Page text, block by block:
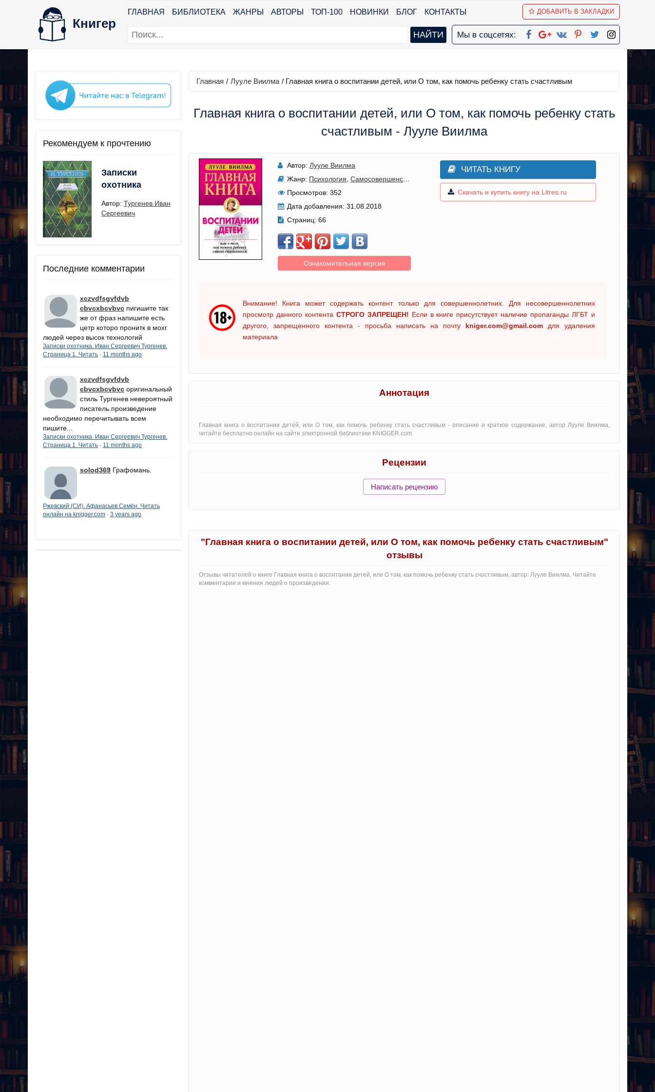
Книгер
ГЛАВНАЯ БИБЛИОТЕКА ЖАНРЫ АВТОРЫ ТОП-100 НОВИНКИ БЛОГ КОНТАКТЫ ДОБАВИТЬ В ЗАКЛАДКИ
Мы в соцсетях:
Рекомендуем к прочтению
Записки
охотника
Автор: Тургенев Иван
Сергеевич
Последние комментарии
xczvdfsgvfdvb
cbvcxbcvbvc пигишите так
же от фраз напишите есть
цетр которо пронитк в мохг
людей через высок технологий
Записки охотника. Иван Сергеевич Тургенев.
Страница 1. Читать · 11 months ago
xczvdfsgvfdvb
cbvcxbcvbvc оригинальный
стиль Тургенев невероятный
писатель.произведение
необходимо перечитывать всем
пишите...
Записки охотника. Иван Сергеевич Тургенев.
Страница 1. Читать · 11 months ago
solod369 Графомань.
Ржевский (СИ). Афанасьев Семён. Читать
онлайн на knigger.com · 3 years ago
Главная / Лууле Виилма / Главная книга о воспитании детей, или О том, как помочь ребенку стать счастливым
Главная книга о воспитании детей, или О том, как помочь ребенку стать
счастливым - Лууле Виилма
Автор: Лууле Виилма
Жанр: Психология ,Самосовершенствование
Просмотров: 352
Дата добавления: 31.08.2018
Страниц: 66
Ознакомительная версия
ЧИТАТЬ КНИГУ
Скачать и купить книгу на Litres.ru
Внимание! Книга может содержать контент только для совершеннолетних. Для несовершеннолетних
просмотр данного контента СТРОГО ЗАПРЕЩЕН! Если в книге присутствует наличие пропаганды ЛГБТ и
другого, запрещенного контента - просьба написать на почту kniger.com@gmail.com для удаления
материала
Аннотация
Главная книга о воспитании детей, или О том, как помочь ребенку стать счастливым - oписание и краткое содержание, автор Лууле Виилма,
читайте бесплатно онлайн на сайте электронной библиотеки KNIGGER.com
Рецензии
Написать рецензию
"Главная книга о воспитании детей, или О том, как помочь ребенку стать счастливым"
отзывы
Отзывы читателей о книге Главная книга о воспитании детей, или О том, как помочь ребенку стать счастливым, автор: Лууле Виилма. Читайте
комментарии и мнения людей о произведении.